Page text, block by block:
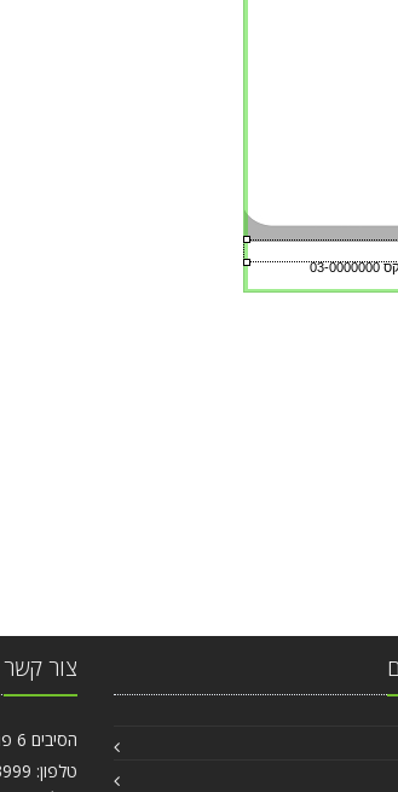
צור קשר
הסיבים 6 פתח תקווה
טלפון: 03-9013999